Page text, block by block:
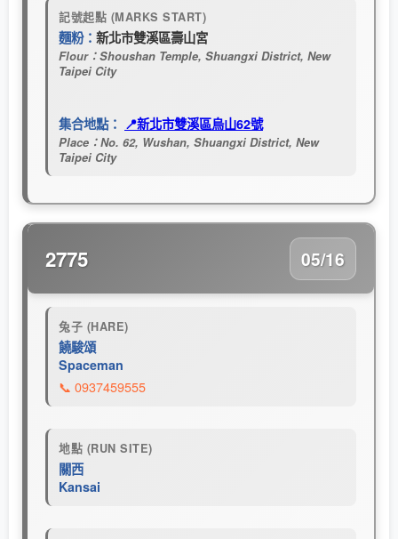
記號起點 (MARKS START)
麵粉： 新北市雙溪區壽山宮
Flour：Shoushan Temple, Shuangxi District, New
Taipei City
集合地點： 📍新北市雙溪區烏山62號
Place：No. 62, Wushan, Shuangxi District, New
Taipei City
2775 05/16
兔子 (HARE)
饒駿頌
Spaceman
📞 0937459555
地點 (RUN SITE)
關西
Kansai